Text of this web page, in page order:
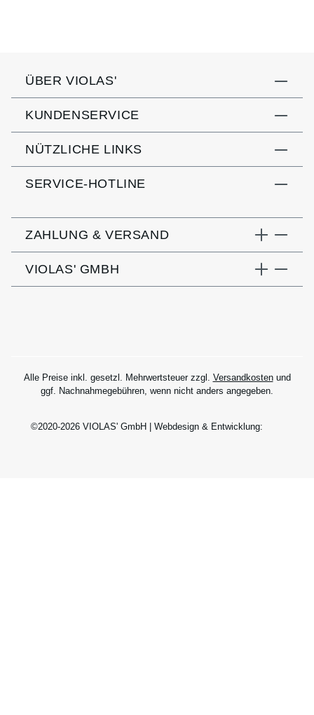
ÜBER VIOLAS'
KUNDENSERVICE
NÜTZLICHE LINKS
SERVICE-HOTLINE
ZAHLUNG & VERSAND
VIOLAS' GMBH
Alle Preise inkl. gesetzl. Mehrwertsteuer zzgl. Versandkostenund
ggf. Nachnahmegebühren, wenn nicht anders angegeben.
©2020-2026 VIOLAS' GmbH | Webdesign & Entwicklung: